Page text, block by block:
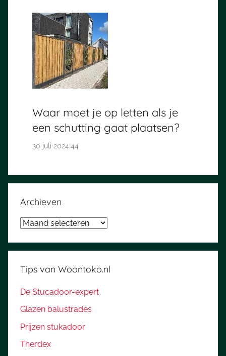
Waar moet je op letten als je
een schutting gaat plaatsen?
30 juli 2024:44
Archieven
Archieven
Tips van Woontoko.nl
De Stucadoor-expert
Glazen balustrades
Prijzen stukadoor
Therdex